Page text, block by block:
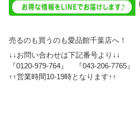
売るのも買うのも愛品館千葉店へ！
↓↓お問い合わせは下記番号より↓↓
『0120-979-764』 『043-206-7765』
↑↑営業時間10-19時となります↑↑